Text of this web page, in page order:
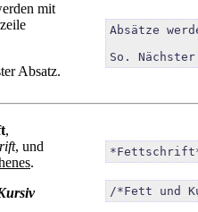
mit
Absatz.
Absätze
So.
,
, und
.
/*Fett und